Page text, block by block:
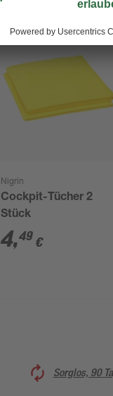
Nigrin
Cockpit-Tücher 2
Stück
4,49 €
Sorglos, 90